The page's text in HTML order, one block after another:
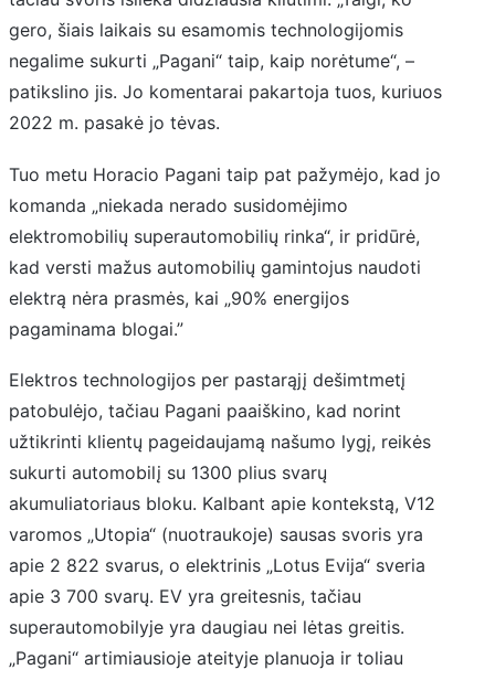
gero, šiais laikais su esamomis technologijomis
negalime sukurti „Pagani“ taip, kaip norėtume“, –
patikslino jis. Jo komentarai pakartoja tuos, kuriuos
2022 m. pasakė jo tėvas.
Tuo metu Horacio Pagani taip pat pažymėjo, kad jo
komanda „niekada nerado susidomėjimo
elektromobilių superautomobilių rinka“, ir pridūrė,
kad versti mažus automobilių gamintojus naudoti
elektrą nėra prasmės, kai „90% energijos
pagaminama blogai.”
Elektros technologijos per pastarąjį dešimtmetį
patobulėjo, tačiau Pagani paaiškino, kad norint
užtikrinti klientų pageidaujamą našumo lygį, reikės
sukurti automobilį su 1300 plius svarų
akumuliatoriaus bloku. Kalbant apie kontekstą, V12
varomos „Utopia“ (nuotraukoje) sausas svoris yra
apie 2 822 svarus, o elektrinis „Lotus Evija“ sveria
apie 3 700 svarų. EV yra greitesnis, tačiau
superautomobilyje yra daugiau nei lėtas greitis.
„Pagani“ artimiausioje ateityje planuoja ir toliau